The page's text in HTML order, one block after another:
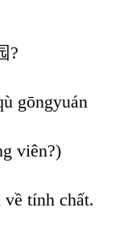
?
gōngyuán
viên?)
tính chất.